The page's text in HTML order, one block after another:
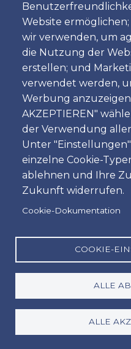
Website ermöglichen;
wir verwenden, um
die Nutzung der
erstellen; und
verwendet werden,
Werbung
AKZEPTIEREN"
der Verwendung
Unter
einzelne Cookie-
ablehnen und Ihre
Zukunft widerrufen.
Cookie-Dokumentation
COOKIE-
ALLE
ALLE
Tag
Datum
Zeit
Zeit
Dropoff
Standort
Tag
Zeit
Zeit